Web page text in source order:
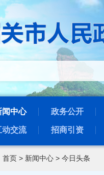
闻中心 政务公开
动交流 招商引资
首页> 新闻中心> 今日头条